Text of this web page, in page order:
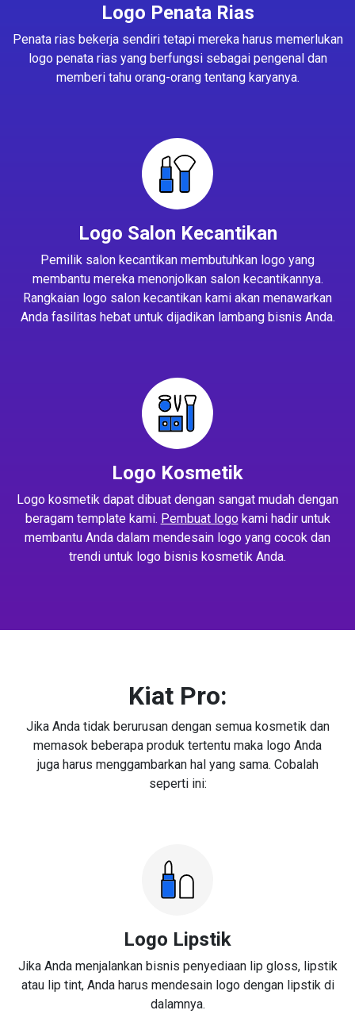
Logo Penata Rias
Penata rias bekerja sendiri tetapi mereka harus memerlukan
logo penata rias yang berfungsi sebagai pengenal dan
memberi tahu orang-orang tentang karyanya.
Logo Salon Kecantikan
Pemilik salon kecantikan membutuhkan logo yang
membantu mereka menonjolkan salon kecantikannya.
Rangkaian logo salon kecantikan kami akan menawarkan
Anda fasilitas hebat untuk dijadikan lambang bisnis Anda.
Logo Kosmetik
Logo kosmetik dapat dibuat dengan sangat mudah dengan
beragam template kami. Pembuat logokami hadir untuk
membantu Anda dalam mendesain logo yang cocok dan
trendi untuk logo bisnis kosmetik Anda.
Kiat Pro:
Jika Anda tidak berurusan dengan semua kosmetik dan
memasok beberapa produk tertentu maka logo Anda
juga harus menggambarkan hal yang sama. Cobalah
seperti ini:
Logo Lipstik
Jika Anda menjalankan bisnis penyediaan lip gloss, lipstik
atau lip tint, Anda harus mendesain logo dengan lipstik di
dalamnya.